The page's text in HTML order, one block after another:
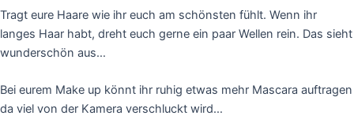
Tragt eure Haare wie ihr euch am schönsten fühlt. Wenn ihr
langes Haar habt, dreht euch gerne ein paar Wellen rein. Das sieht
wunderschön aus…
Bei eurem Make up könnt ihr ruhig etwas mehr Mascara auftragen
da viel von der Kamera verschluckt wird…